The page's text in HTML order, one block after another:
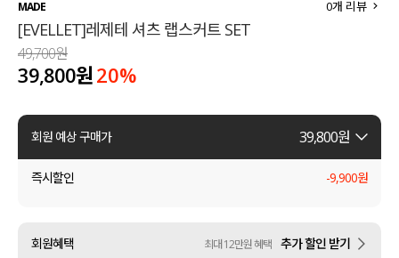
티셔츠
팬츠
셔츠
원피스
수영복
언더웨어
MADE
[EVELLET]레제테 셔츠 랩스커트 SET
0개 리뷰
49,700원
39,800원20%
회원 예상 구매가 39,800원
즉시할인 -9,900원
회원혜택 최대 12만원 혜택 추가 할인 받기